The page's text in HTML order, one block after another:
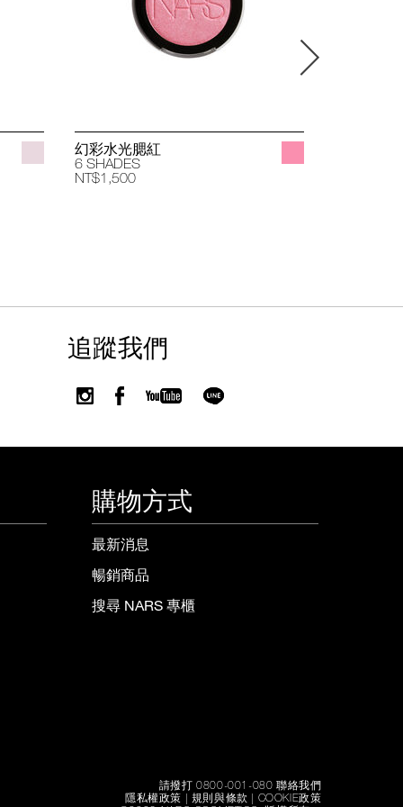
幻彩水光腮紅
6 SHADES
NT$1,500
追蹤我們
購物方式
最新消息
暢銷商品
搜尋 NARS 專櫃
請撥打 0800-001-080 聯絡我們
隱私權政策 | 規則與條款 | COOKIE政策